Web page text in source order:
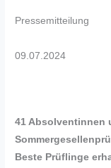
Pressemitteilung
09.07.2024
41 Absolventinnen
Beste Prüflinge